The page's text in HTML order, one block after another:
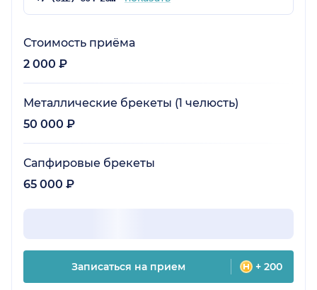
Стоимость приёма
2 000 ₽
Металлические брекеты (1 челюсть)
50 000 ₽
Сапфировые брекеты
65 000 ₽
Записаться на прием + 200